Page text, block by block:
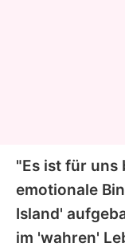
"Es ist für uns
emotionale
Island'
im 'wahren'